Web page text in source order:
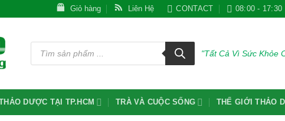
Giỏ hàng Liên Hệ CONTACT 08:00 - 17:30
Tìm
kiếm
phẩm
"Tất Cả Vì Sức Khỏe
DƯỢC TẠI TP.HCM TRÀ VÀ CUỘC SỐNG THẾ GIỚI THẢO